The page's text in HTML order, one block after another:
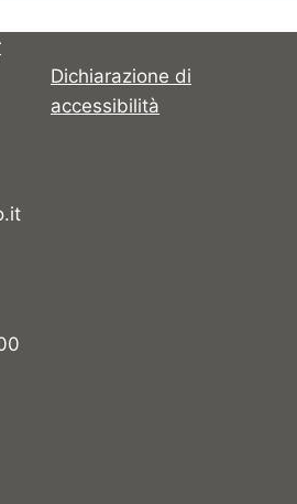
Dichiarazione di
accessibilità